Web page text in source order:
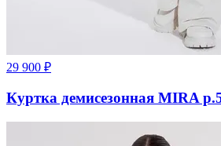
29 900 ₽
Куртка демисезонная MIRA